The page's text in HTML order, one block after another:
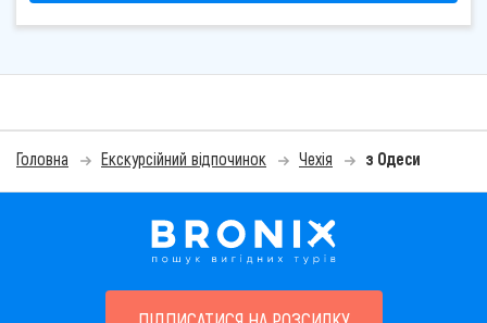
Головна Екскурсійний відпочинок Чехія з Одеси